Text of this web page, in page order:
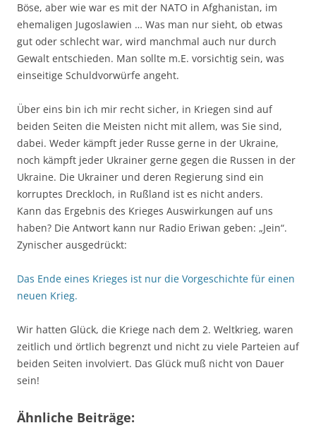
Böse, aber wie war es mit der NATO in Afghanistan, im
ehemaligen Jugoslawien … Was man nur sieht, ob etwas
gut oder schlecht war, wird manchmal auch nur durch
Gewalt entschieden. Man sollte m.E. vorsichtig sein, was
einseitige Schuldvorwürfe angeht.
Über eins bin ich mir recht sicher, in Kriegen sind auf
beiden Seiten die Meisten nicht mit allem, was Sie sind,
dabei. Weder kämpft jeder Russe gerne in der Ukraine,
noch kämpft jeder Ukrainer gerne gegen die Russen in der
Ukraine. Die Ukrainer und deren Regierung sind ein
korruptes Dreckloch, in Rußland ist es nicht anders.
Kann das Ergebnis des Krieges Auswirkungen auf uns
haben? Die Antwort kann nur Radio Eriwan geben: „Jein“.
Zynischer ausgedrückt:
Das Ende eines Krieges ist nur die Vorgeschichte für einen
neuen Krieg.
Wir hatten Glück, die Kriege nach dem 2. Weltkrieg, waren
zeitlich und örtlich begrenzt und nicht zu viele Parteien auf
beiden Seiten involviert. Das Glück muß nicht von Dauer
sein!
Ähnliche Beiträge: